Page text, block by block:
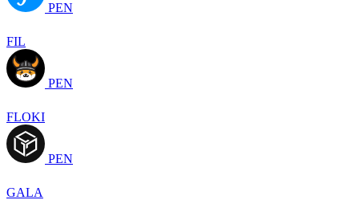
PEN
FIL
PEN
FLOKI
PEN
GALA